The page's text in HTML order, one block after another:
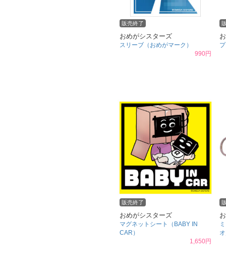
販売終了
おめがシスターズ
スリーブ（おめがマーク）
990円
販売終了
おめがシスターズ
マグネットシート（BABY IN
CAR）
1,650円